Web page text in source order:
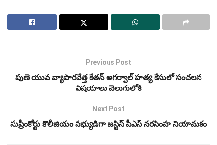
Previous Post
పుణె యువ వ్యాపారవేత్త కేతన్ అగర్వాల్ హత్య కేసులో సంచలన
విషయాలు వెలుగులోకి
Next Post
సుప్రీంకోర్టు కొలీజియం సభ్యుడిగా జస్టిస్ పీఎస్ నరసింహ నియామకం